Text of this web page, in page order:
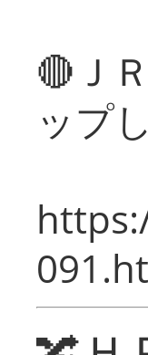
🔴Ｊ
ップ